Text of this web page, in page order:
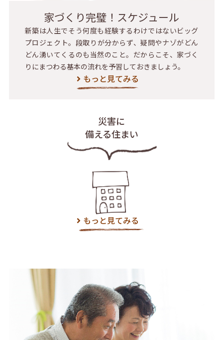
家づくり完璧！スケジュール
新築は人生でそう何度も経験するわけではないビッグ
プロジェクト。段取りが分からず、疑問やナゾがどん
どん湧いてくるのも当然のこと。だからこそ、家づく
りにまつわる基本の流れを予習しておきましょう。
もっと見てみる
災害に
備える住まい
もっと見てみる